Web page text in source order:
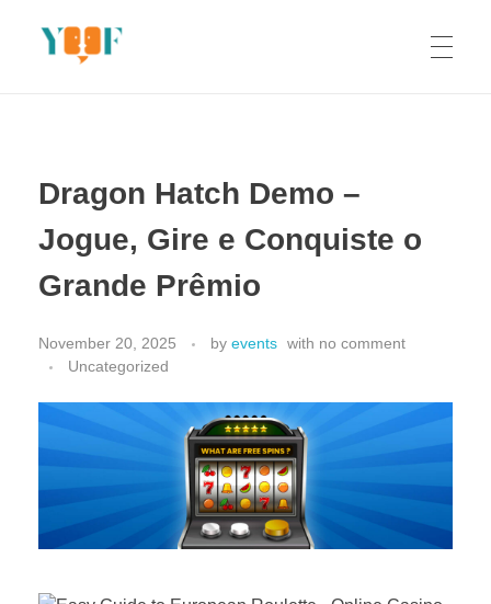
Dragon Hatch Demo –
Jogue, Gire e Conquiste o
Grande Prêmio
November 20, 2025 by events with no comment
Uncategorized